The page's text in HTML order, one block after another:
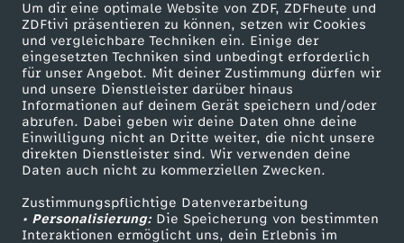
Um dir eine optimale Website von ZDF, ZDFheute und
ZDFtivi präsentieren zu können, setzen wir Cookies
und vergleichbare Techniken ein. Einige der
eingesetzten Techniken sind unbedingt erforderlich
für unser Angebot. Mit deiner Zustimmung dürfen wir
und unsere Dienstleister darüber hinaus
Informationen auf deinem Gerät speichern und/oder
abrufen. Dabei geben wir deine Daten ohne deine
Einwilligung nicht an Dritte weiter, die nicht unsere
direkten Dienstleister sind. Wir verwenden deine
Daten auch nicht zu kommerziellen Zwecken.
Zustimmungspflichtige Datenverarbeitung
• Personalisierung:Die Speicherung von bestimmten
Interaktionen ermöglicht uns, dein Erlebnis im
S
o
m
m
e
Mehr ZDF
ZDF-Apps
Smart TV
ZDFtext
Livestreams
Sendungen A-Z
Service
ZDFmitreden
Kontakt zum ZDF
Tickets
Zuschauerservice
Hilfe